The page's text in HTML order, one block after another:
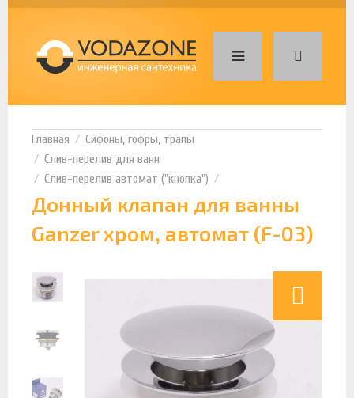
Сифоны, гофры, трапы
Слив-перелив для ванн
Слив-перелив автомат ("кнопка")
Донный клапан для ванны
Ganzer хром, автомат (F-03)